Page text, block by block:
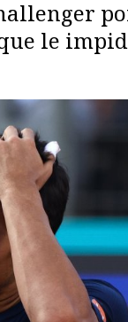
le